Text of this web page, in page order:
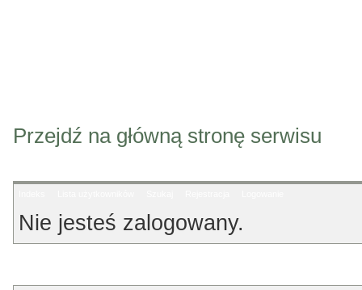
Przejdź na główną stronę serwisu
Nie jesteś zalogowany.